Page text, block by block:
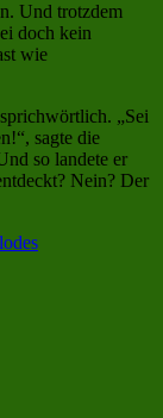
Und trotzdem
doch kein
wie
„Sei
sagte die
so landete er
Nein? Der